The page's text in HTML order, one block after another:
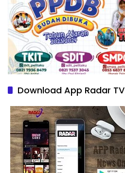
Download App Radar TV